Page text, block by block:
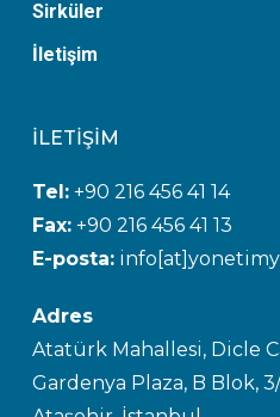
Sirküler
İletişim
İLETİŞİM
Tel: +90 216 456 41 14
Fax:+90 216 456 41 13
E-posta:
Adres
Atatürk Mahallesi, Dicle
Gardenya Plaza, B Blok, 3/